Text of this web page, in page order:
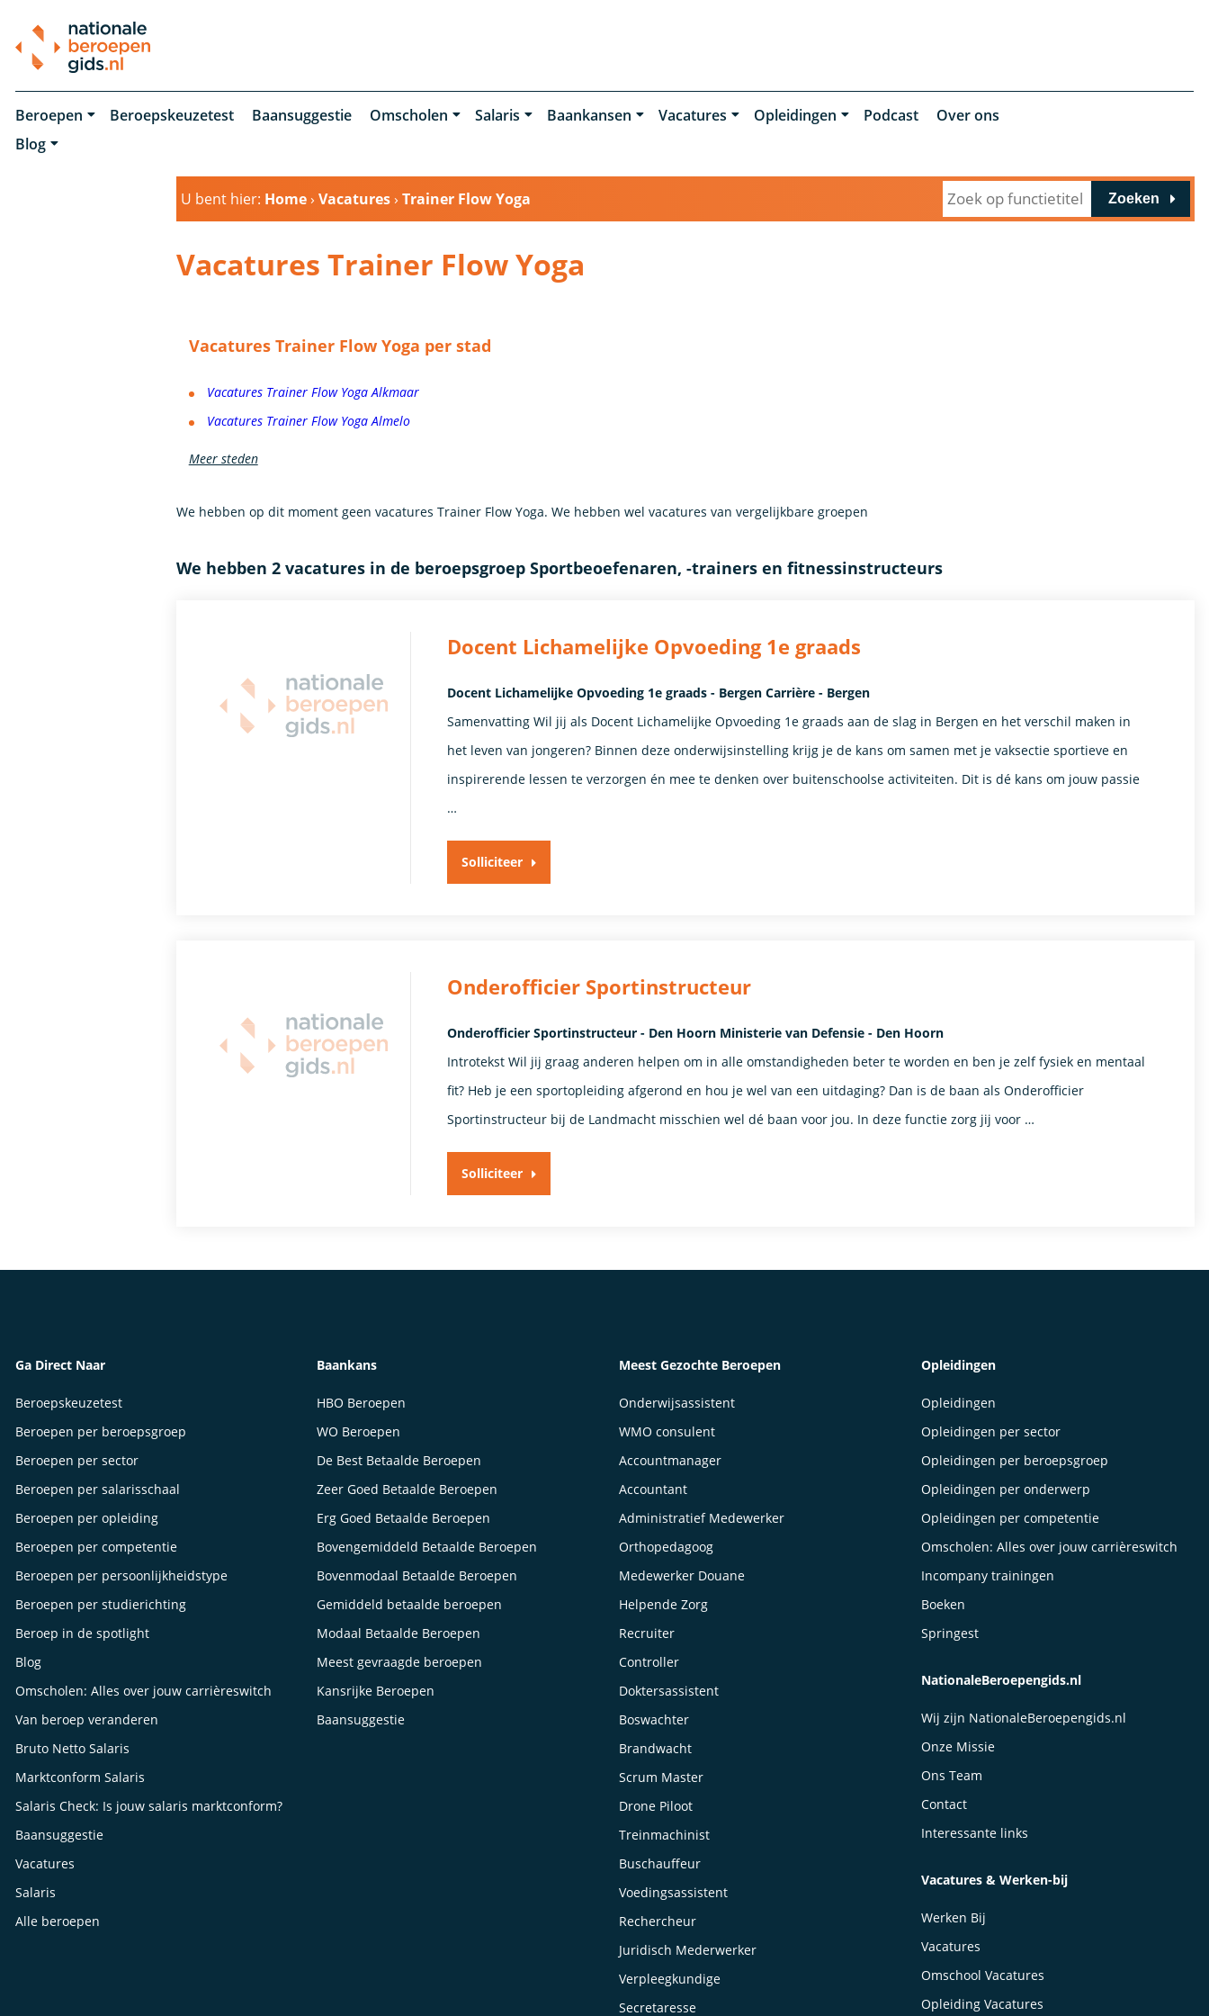
Beroepen Beroepskeuzetest Baansuggestie Omscholen Salaris Baankansen Vacatures Opleidingen Podcast
Over ons
Blog
U bent hier: Home›Vacatures›Trainer Flow Yoga Zoeken
Vacatures Trainer Flow Yoga
Vacatures Trainer Flow Yoga per stad
Vacatures Trainer Flow Yoga Alkmaar
Vacatures Trainer Flow Yoga Almelo
Meer steden
We hebben op dit moment geen vacatures Trainer Flow Yoga. We hebben wel vacatures van vergelijkbare groepen
We hebben 2 vacatures in de beroepsgroep Sportbeoefenaren, -trainers en fitnessinstructeurs
Docent Lichamelijke Opvoeding 1e graads
Docent Lichamelijke Opvoeding 1e graads - Bergen Carrière - Bergen
Samenvatting Wil jij als Docent Lichamelijke Opvoeding 1e graads aan de slag in Bergen en het verschil maken in
het leven van jongeren? Binnen deze onderwijsinstelling krijg je de kans om samen met je vaksectie sportieve en
inspirerende lessen te verzorgen én mee te denken over buitenschoolse activiteiten. Dit is dé kans om jouw passie
…
Solliciteer
Onderofficier Sportinstructeur
Onderofficier Sportinstructeur - Den Hoorn Ministerie van Defensie - Den Hoorn
Introtekst Wil jij graag anderen helpen om in alle omstandigheden beter te worden en ben je zelf fysiek en mentaal
fit? Heb je een sportopleiding afgerond en hou je wel van een uitdaging? Dan is de baan als Onderofficier
Sportinstructeur bij de Landmacht misschien wel dé baan voor jou. In deze functie zorg jij voor …
Solliciteer
Ga Direct Naar
Beroepskeuzetest
Beroepen per beroepsgroep
Beroepen per sector
Beroepen per salarisschaal
Beroepen per opleiding
Beroepen per competentie
Beroepen per persoonlijkheidstype
Beroepen per studierichting
Beroep in de spotlight
Blog
Omscholen: Alles over jouw carrièreswitch
Van beroep veranderen
Bruto Netto Salaris
Marktconform Salaris
Salaris Check: Is jouw salaris marktconform?
Baansuggestie
Vacatures
Salaris
Alle beroepen
Baankans
HBO Beroepen
WO Beroepen
De Best Betaalde Beroepen
Zeer Goed Betaalde Beroepen
Erg Goed Betaalde Beroepen
Bovengemiddeld Betaalde Beroepen
Bovenmodaal Betaalde Beroepen
Gemiddeld betaalde beroepen
Modaal Betaalde Beroepen
Meest gevraagde beroepen
Kansrijke Beroepen
Baansuggestie
Meest Gezochte Beroepen
Onderwijsassistent
WMO consulent
Accountmanager
Accountant
Administratief Medewerker
Orthopedagoog
Medewerker Douane
Helpende Zorg
Recruiter
Controller
Doktersassistent
Boswachter
Brandwacht
Scrum Master
Drone Piloot
Treinmachinist
Buschauffeur
Voedingsassistent
Rechercheur
Juridisch Mederwerker
Verpleegkundige
Secretaresse
Opleidingen
Opleidingen
Opleidingen per sector
Opleidingen per beroepsgroep
Opleidingen per onderwerp
Opleidingen per competentie
Omscholen: Alles over jouw carrièreswitch
Incompany trainingen
Boeken
Springest
NationaleBeroepengids.nl
Wij zijn NationaleBeroepengids.nl
Onze Missie
Ons Team
Contact
Interessante links
Vacatures & Werken-bij
Werken Bij
Vacatures
Omschool Vacatures
Opleiding Vacatures